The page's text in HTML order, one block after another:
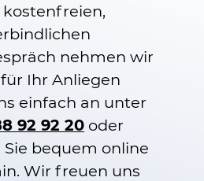
nehmen wir
Ihr Anliegen
einfach an unter
92 92 20 oder
bequem online
Wir freuen uns